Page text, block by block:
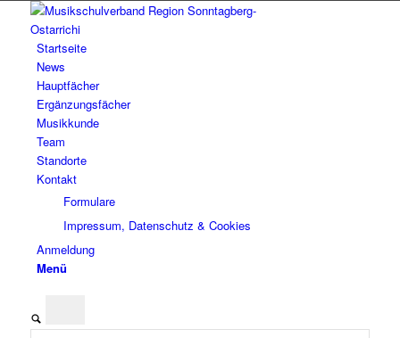
Startseite
News
Hauptfächer
Ergänzungsfächer
Musikkunde
Team
Standorte
Kontakt
Formulare
Impressum, Datenschutz & Cookies
Anmeldung
Menü